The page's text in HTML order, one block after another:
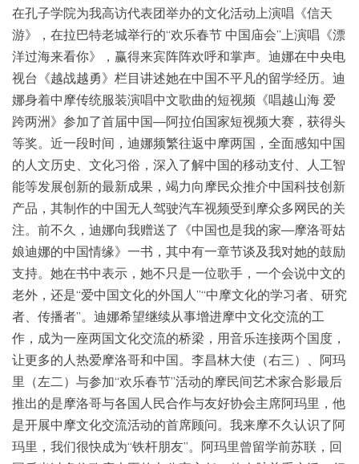
在孔子学院为我高访代表团举办的文化活动上演唱《信天
游》，在拉巴特老城举行的“欢乐春节 中国庙会”上演唱《漂
洋过海来看你》，赢得来宾阵阵欢呼和掌声。迪娜在中央电
视台《越战越勇》栏目讲述她在中国不平凡的留学经历。迪
娜身着中摩传统服装演唱中文歌曲的短视频《唱越山海 爱
跨两洲》参加了首届中国—阿拉伯国家短视频大赛，获得头
等奖。近一段时间，迪娜频繁往返中摩两国，全面感知中国
的人文历史、文化习俗，深入了解中国的移动支付、人工智
能等发展创新的最新成果，竭力向摩民众推介中国科技创新
产品，其制作的中国无人驾驶汽车视频受到摩众多网民的关
注。前不久，迪娜向我赠送了《中国也是我的家—摩洛哥姑
娘迪娜的中国情缘》一书，其中有一章节谈及我对她的鼓励
支持。她在书中表示，她不只是一位歌手，一个会说中文的
老外，还是“爱中国文化的外国人”“中摩文化的学习者、研究
者、传播者”。迪娜希望继续从事增进摩中文化交流的工
作，成为一座两国文化交流的桥梁，用音乐连接两个国度，
让更多的人热爱摩洛哥和中国。李昌林大使（右三）、阿玛
里（左二）与参加“欢乐春节”活动的摩民间艺术家合影最后
推出的是摩洛哥与各国人民合作与友好协会主席阿玛里，他
是开展中摩文化交流活动的首席顾问。我来摩不久认识了阿
玛里，我们很快成为“铁杆朋友”。阿玛里曾留学前苏联，回